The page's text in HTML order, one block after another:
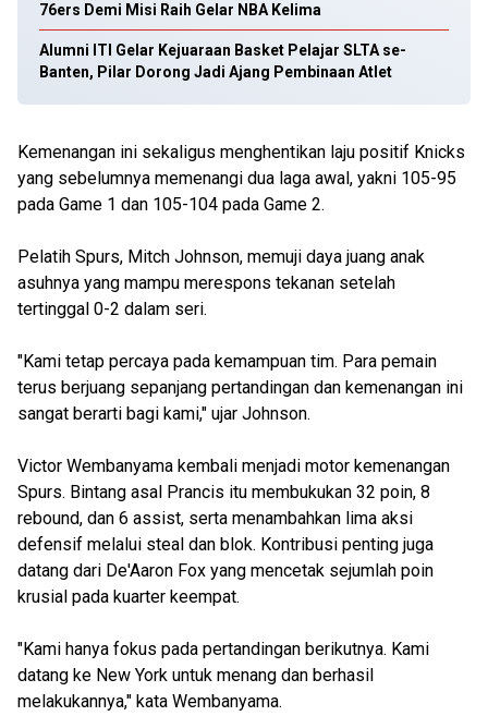
76ers Demi Misi Raih Gelar NBA Kelima
Alumni ITI Gelar Kejuaraan Basket Pelajar SLTA se-
Banten, Pilar Dorong Jadi Ajang Pembinaan Atlet
Kemenangan ini sekaligus menghentikan laju positif Knicks
yang sebelumnya memenangi dua laga awal, yakni 105-95
pada Game 1 dan 105-104 pada Game 2.
Pelatih Spurs, Mitch Johnson, memuji daya juang anak
asuhnya yang mampu merespons tekanan setelah
tertinggal 0-2 dalam seri.
"Kami tetap percaya pada kemampuan tim. Para pemain
terus berjuang sepanjang pertandingan dan kemenangan ini
sangat berarti bagi kami," ujar Johnson.
Victor Wembanyama kembali menjadi motor kemenangan
Spurs. Bintang asal Prancis itu membukukan 32 poin, 8
rebound, dan 6 assist, serta menambahkan lima aksi
defensif melalui steal dan blok. Kontribusi penting juga
datang dari De'Aaron Fox yang mencetak sejumlah poin
krusial pada kuarter keempat.
"Kami hanya fokus pada pertandingan berikutnya. Kami
datang ke New York untuk menang dan berhasil
melakukannya," kata Wembanyama.